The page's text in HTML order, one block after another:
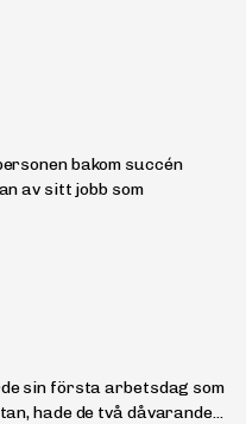
bakom succén
av sitt jobb som
sin första arbetsdag som
hade de två dåvarande...